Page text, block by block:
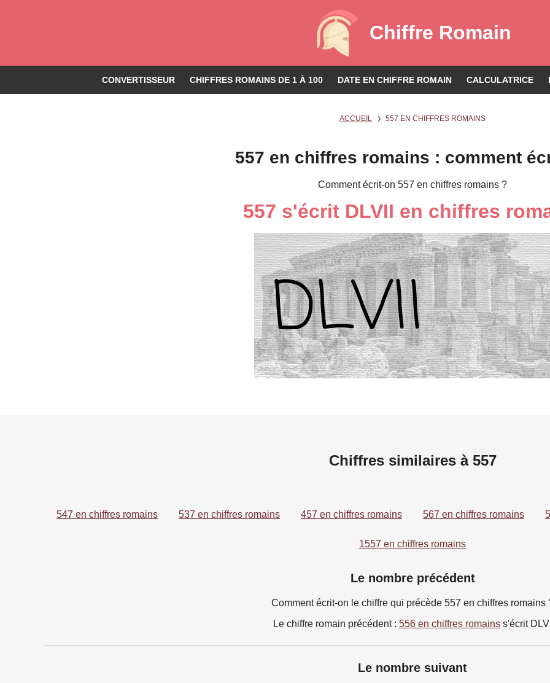
Chiffre Romain
CONVERTISSEUR CHIFFRES ROMAINS DE 1 À 100 DATE EN CHIFFRE ROMAIN CALCULATRICE
ACCUEIL 557 EN CHIFFRES ROMAINS
557 en chiffres romains : comment
Comment écrit-on 557 en chiffres romains ?
557 s'écrit DLVII en chiffres
Chiffres similaires à 557
547 en chiffres romains 537 en chiffres romains 457 en chiffres romains 567 en chiffres romains
1557 en chiffres romains
Le nombre précédent
Comment écrit-on le chiffre qui précède 557 en chiffres romains
Le chiffre romain précédent : 556 en chiffres romains s'écrit DLVI
Le nombre suivant